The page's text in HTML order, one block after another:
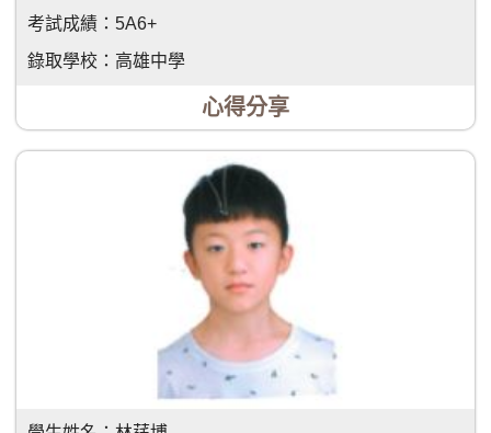
考試成績： 5A6+
錄取學校： 高雄中學
心得分享